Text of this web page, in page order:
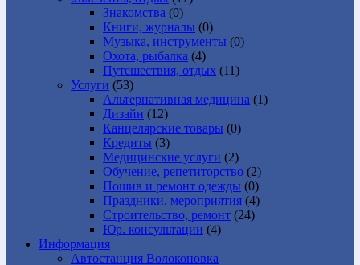
Знакомства (0)
Книги, журналы (0)
Музыка, инструменты (0)
Охота, рыбалка (4)
Путешествия, отдых (11)
Услуги (53)
Альтернативная медицина (1)
Дизайн (12)
Канцелярские товары (0)
Кредиты (3)
Медицинские услуги (2)
Обучение, репетиторство (2)
Пошив и ремонт одежды (0)
Праздники, мероприятия (4)
Строительство, ремонт (24)
Юр. консультации (4)
Информация
Автостанция Волоконовка